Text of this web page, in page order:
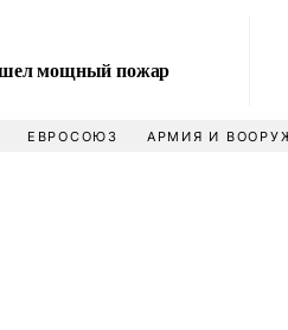
мощный пожар
ЕВРОСОЮЗ АРМИЯ И